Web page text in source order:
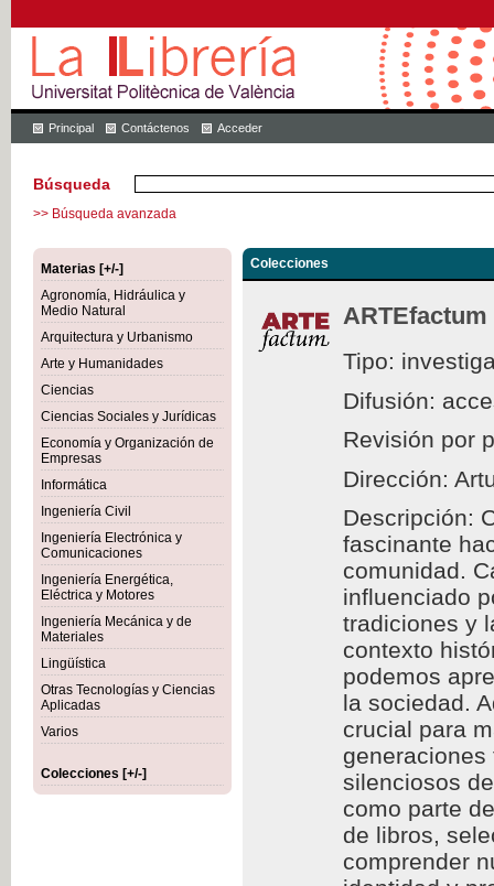
Principal Contáctenos Acceder
Búsqueda
>> Búsqueda avanzada
Materias [+/-]
Agronomía, Hidráulica y
Medio Natural
Arquitectura y Urbanismo
Arte y Humanidades
Ciencias
Ciencias Sociales y Jurídicas
Economía y Organización de
Empresas
Informática
Ingeniería Civil
Ingeniería Electrónica y
Comunicaciones
Ingeniería Energética,
Eléctrica y Motores
Ingeniería Mecánica y de
Materiales
Lingüística
Otras Tecnologías y Ciencias
Aplicadas
Varios
Colecciones [+/-]
Colecciones
ARTEfactum
Tipo:
Difusión:
Revisión por
Dirección:
Descripción:
fascinante
comunidad.
influenciado
tradiciones y
contexto
podemos
la sociedad.
crucial para
silenciosos
como parte
de libros,
comprender